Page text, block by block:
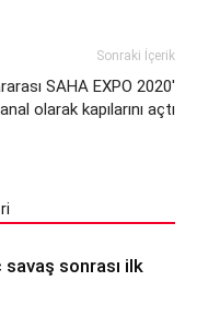
Sonraki İçerik
SAHA EXPO 2020′
olarak kapılarını açtı
sonrası ilk